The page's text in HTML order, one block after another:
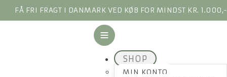
FÅ FRI FRAGT I DANMARK VED KØB FOR MINDST KR. 1.000,-
SHOP
MIN KONTO